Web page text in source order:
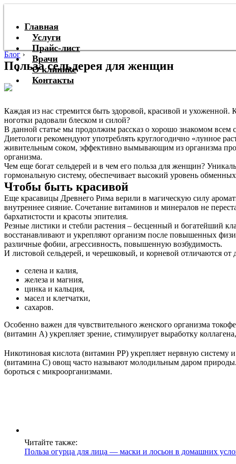
Главная
Услуги
Прайс-лист
Врачи
О клинике
Контакты
Блог ›
Польза сельдерея для женщин
Каждая из нас стремится быть здоровой, красивой и
ноготки радовали блеском и силой?
В данной статье мы продолжим рассказ о хорошо знакомом всем
Диетологи рекомендуют употреблять круглогодично «лунное
живительным соком, эффективно вымывающим из организма
организма.
Чем еще богат сельдерей и в чем его польза для женщин?
гормональную систему, обеспечивает высокий уровень
Чтобы быть красивой
Еще красавицы Древнего Рима верили в магическую силу
внутреннее сияние. Сочетание витаминов и минералов не
бархатистости и красоты эпителия.
Резные листики и стебли растения – бесценный и богатейший
восстанавливают и укрепляют организм после повышенных
различные фобии, агрессивность, повышенную возбудимость.
И листовой сельдерей, и черешковый, и корневой отличаются
селена и калия,
железа и магния,
цинка и кальция,
масел и клетчатки,
сахаров.
Особенно важен для чувствительного женского организма
(витамин A) укрепляет зрение, стимулирует выработку
Никотиновая кислота (витамин PP) укрепляет нервную систему
(витамина C) овощ часто называют молодильным даром природы.
бороться с микроорганизмами.
Читайте также:
Польза огурца для лица — маски и лосьон в домашних